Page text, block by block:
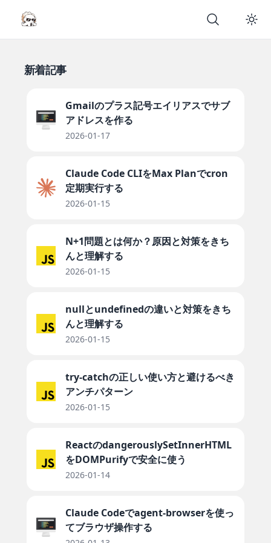
新着記事
Gmailのプラス記号エイリアスでサブ
アドレスを作る
2026-01-17
Claude Code CLIをMax Planでcron
定期実行する
2026-01-15
N+1問題とは何か？原因と対策をきち
んと理解する
2026-01-15
nullとundefinedの違いと対策をきち
んと理解する
2026-01-15
try-catchの正しい使い方と避けるべき
アンチパターン
2026-01-15
ReactのdangerouslySetInnerHTML
をDOMPurifyで安全に使う
2026-01-14
Claude Codeでagent-browserを使っ
てブラウザ操作する